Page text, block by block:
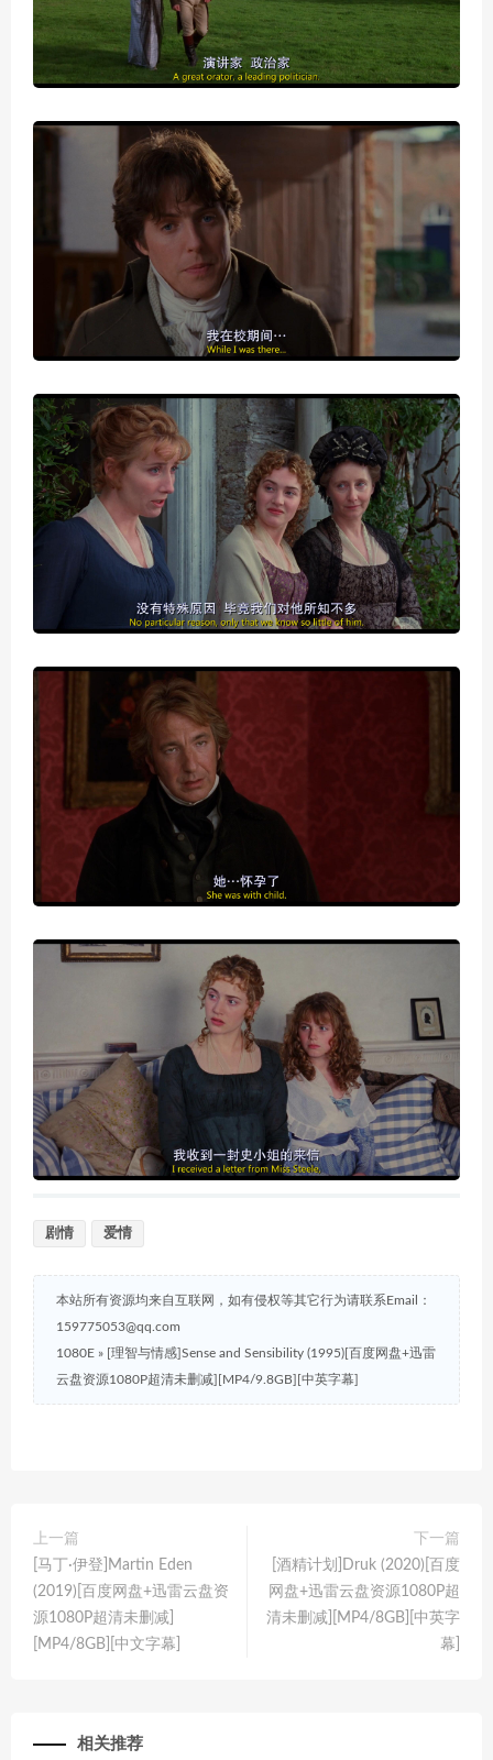
剧情 爱情
本站所有资源均来自互联网，如有侵权等其它行为请联系Email：
159775053@qq.com
1080E » [理智与情感]Sense and Sensibility (1995)[百度网盘+迅雷
云盘资源1080P超清未删减][MP4/9.8GB][中英字幕]
上一篇
[马丁·伊登]Martin Eden
(2019)[百度网盘+迅雷云盘资
源1080P超清未删减]
[MP4/8GB][中文字幕]
下一篇
[酒精计划]Druk (2020)[百度
网盘+迅雷云盘资源1080P超
清未删减][MP4/8GB][中英字
幕]
相关推荐